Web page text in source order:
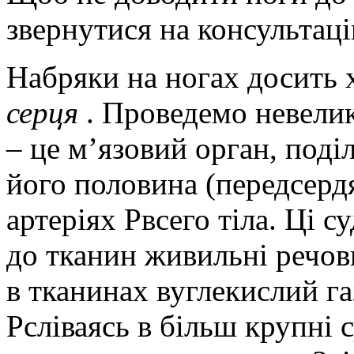
звернутися на
Набряки на ногах досить
серця . Проведемо
– це м’язовий орган,
його половина
артеріях Pвсего тіла. Ці
до тканин живильні
в тканинах вуглекислий
Pсліваясь в більш